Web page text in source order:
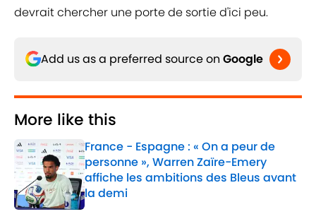
devrait chercher une porte de sortie d'ici peu.
Add us as a preferred source on Google
More like this
France - Espagne : « On a peur de
personne », Warren Zaïre-Emery
affiche les ambitions des Bleus avant
la demi
Published by on Invalid Date